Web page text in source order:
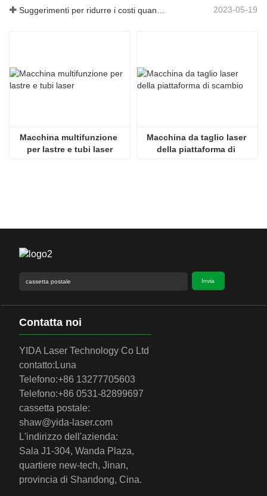
2023-05-19
Macchina multifunzione
per lastre e tubi laser
Macchina da taglio laser
della piattaforma di
Invia
Contatta noi
YIDA Laser Technology Co Ltd
contatto: Luna
Telefono:+86 13277705603
Telefono:+86 0531-82899697
cassetta postale:
shaw@yida-laser.com
L'indirizzo dell'azienda:
Sala J1-304, Wanda Plaza,
quartiere new-tech, Jinan,
provincia di Shandong, Cina.